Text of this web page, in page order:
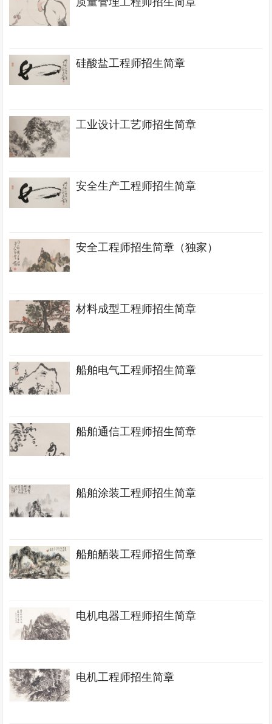
硅酸盐工程师招生简章
工业设计工艺师招生简章
安全生产工程师招生简章
安全工程师招生简章（独家）
材料成型工程师招生简章
船舶电气工程师招生简章
船舶通信工程师招生简章
船舶涂装工程师招生简章
船舶舾装工程师招生简章
电机电器工程师招生简章
电机工程师招生简章